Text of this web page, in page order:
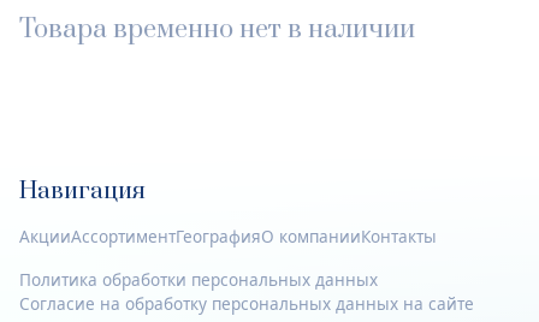
Товара временно нет в наличии
Навигация
АкцииАссортиментГеографияО компанииКонтакты
Политика обработки персональных данных
Согласие на обработку персональных данных на сайте